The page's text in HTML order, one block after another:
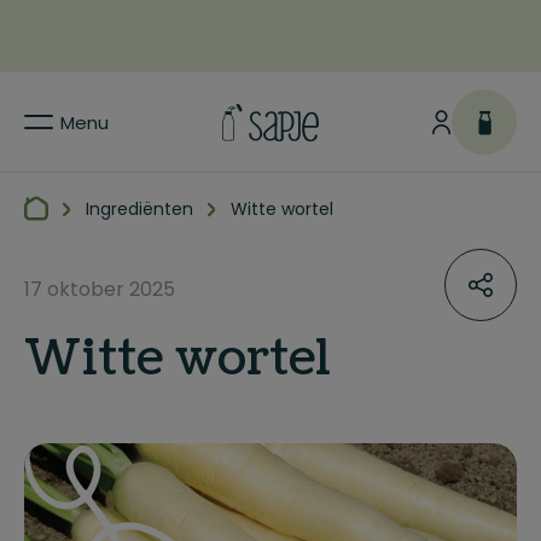
Menu
Ingrediënten Witte wortel
17 oktober 2025
Witte wortel